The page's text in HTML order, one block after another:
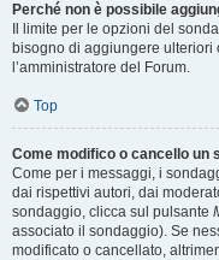
Perché non è possibile
Il limite per le opzioni del
bisogno di aggiungere ulteriori
l’amministratore del Forum.
Top
Come modifico o cancello un
Come per i messaggi, i
dai rispettivi autori, dai
sondaggio, clicca sul pulsante
associato il sondaggio). Se
modificato o cancellato,